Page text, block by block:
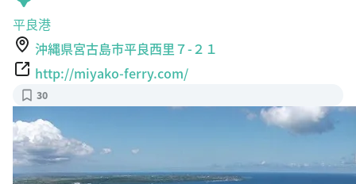
平良港
沖縄県宮古島市平良西里７-２１
http://miyako-ferry.com/
30